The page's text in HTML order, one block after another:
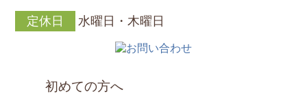
定休日 水曜日・木曜日
初めての方へ